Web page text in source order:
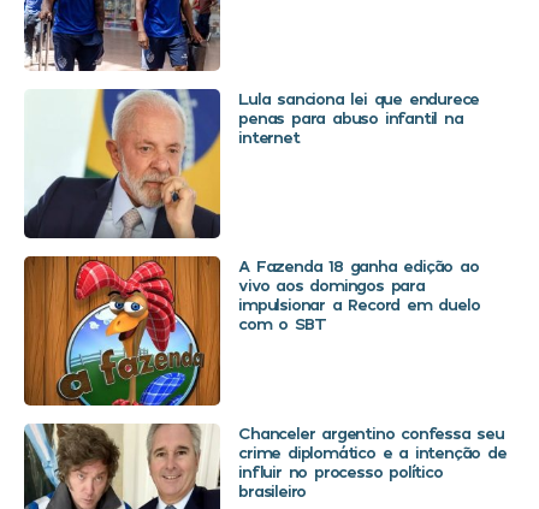
Lula sanciona lei que endurece
penas para abuso infantil na
internet
A Fazenda 18 ganha edição ao
vivo aos domingos para
impulsionar a Record em duelo
com o SBT
Chanceler argentino confessa seu
crime diplomático e a intenção de
influir no processo político
brasileiro